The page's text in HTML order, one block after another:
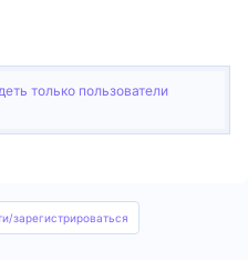
только пользователи
зарегистрироваться